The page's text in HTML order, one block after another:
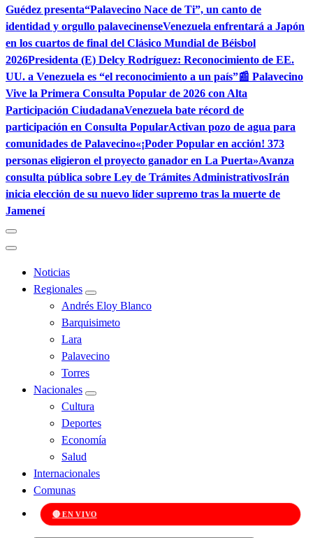
Guédez presenta“Palavecino Nace de Ti”, un canto de
identidad y orgullo palavecinenseVenezuela enfrentará a Japón
en los cuartos de final del Clásico Mundial de Béisbol
2026Presidenta (E) Delcy Rodríguez: Reconocimiento de EE.
UU. a Venezuela es “el reconocimiento a un país”📰 Palavecino
Vive la Primera Consulta Popular de 2026 con Alta
Participación CiudadanaVenezuela bate récord de
participación en Consulta PopularActivan pozo de agua para
comunidades de Palavecino«¡Poder Popular en acción! 373
personas eligieron el proyecto ganador en La Puerta»Avanza
consulta pública sobre Ley de Trámites AdministrativosIrán
inicia elección de su nuevo líder supremo tras la muerte de
Jameneí
Noticias
Regionales
Andrés Eloy Blanco
Barquisimeto
Lara
Palavecino
Torres
Nacionales
Cultura
Deportes
Economía
Salud
Internacionales
Comunas
🔴 EN VIVO